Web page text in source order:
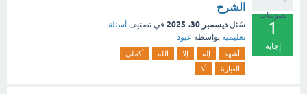
تصويتات
1
إجابة
الشرح
سُئل ديسمبر 30، 2025 في تصنيف أسئلة
تعليمية بواسطة عبود
أشهد إله إلا الله
أكملي
العبارة
ألا